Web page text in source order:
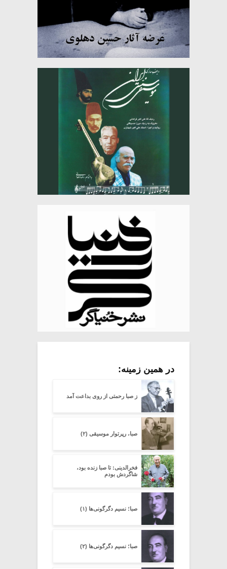
در همین زمینه:
ز صبا رحمتی از روی بداعت آمد
صبا، رپرتوار موسیقی (۲)
فخرالدینی: تا صبا زنده بود،
شاگردش بودم
صبا؛ نسیم دگرگونی‌ها (۱)
صبا؛ نسیم دگرگونی‌ها (۲)